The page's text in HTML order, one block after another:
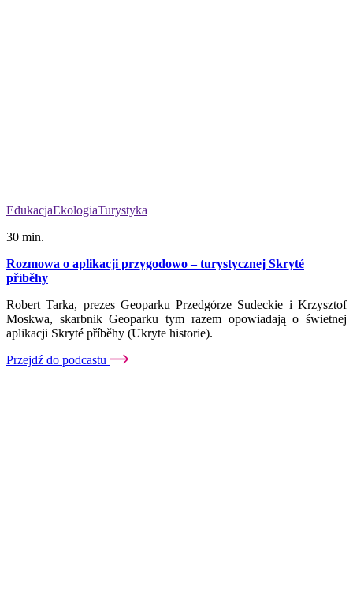
EdukacjaEkologiaTurystyka
30 min.
Rozmowa o aplikacji przygodowo – turystycznej Skryté
příběhy
Robert Tarka, prezes Geoparku Przedgórze Sudeckie i Krzysztof
Moskwa, skarbnik Geoparku tym razem opowiadają o świetnej
aplikacji Skryté příběhy (Ukryte historie).
Przejdź do podcastu